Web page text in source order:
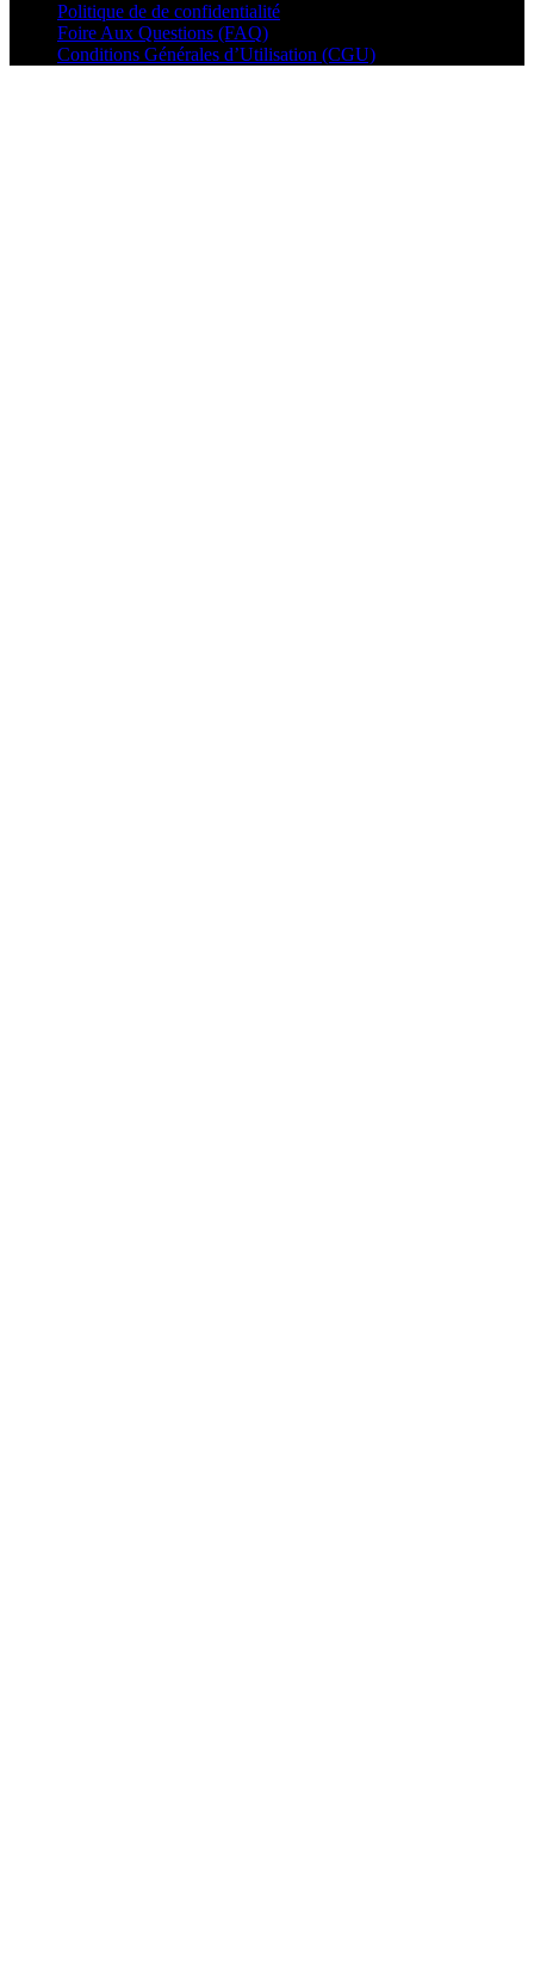
Politique de de confidentialité
Foire Aux Questions (FAQ)
Conditions Générales d’Utilisation (CGU)